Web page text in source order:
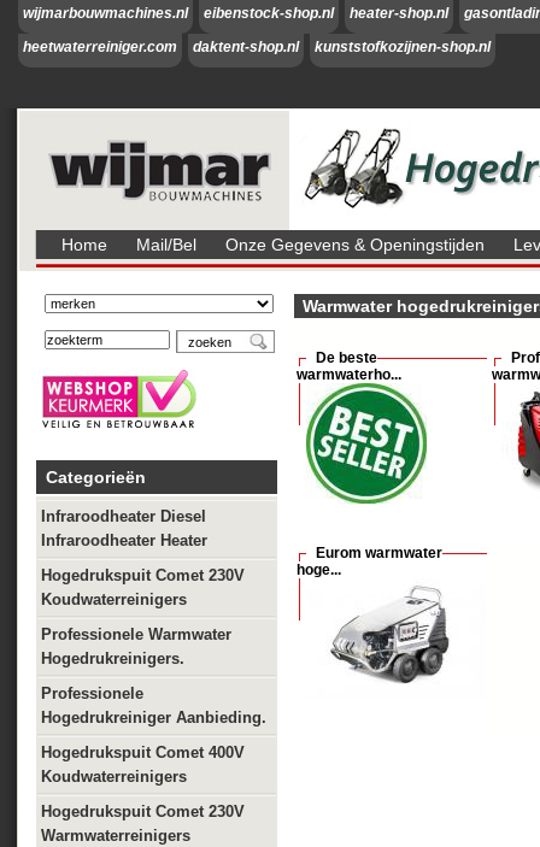
wijmarbouwmachines.nl eibenstock-shop.nl heater-shop.nl
heetwaterreiniger.com
daktent-shop.nl kunststofkozijnen-shop.nl
Home Mail/bel Onze Gegevens & Openingstijden
Categorieën
Infraroodheater Diesel
Infraroodheater Heater
Hogedrukspuit Comet 230V
Koudwaterreinigers
Professionele Warmwater
Hogedrukreinigers.
Professionele
Hogedrukreiniger Aanbieding.
Hogedrukspuit Comet 400V
Koudwaterreinigers
Hogedrukspuit Comet 230V
Warmwaterreinigers
Warmwater
De beste
warmwaterho...
Eurom warmwater
hoge...